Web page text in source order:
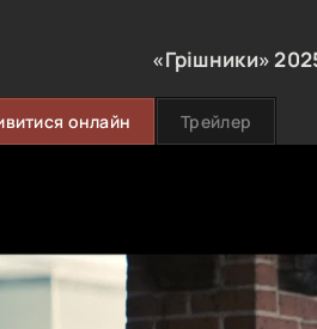
«Грішники»
онлайн Трейлер